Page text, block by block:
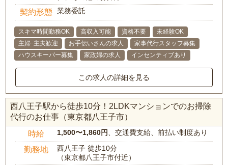
契約形態 業務委託
スキマ時間勤務OK 高収入可能 資格不要
未経験OK
主婦･主夫歓迎
お手伝いさんの求人
家事代行スタッフ募集
ハウスキーパー募集
家政婦の求人 インセンティブあり
この求人の詳細を見る
西八王子駅から徒歩10分！2LDKマンションでのお掃除
代行のお仕事（東京都八王子市）
時給 1,500〜1,860円、交通費支給、前払い制度あり
勤務地
西八王子 徒歩10分
（東京都八王子市付近）